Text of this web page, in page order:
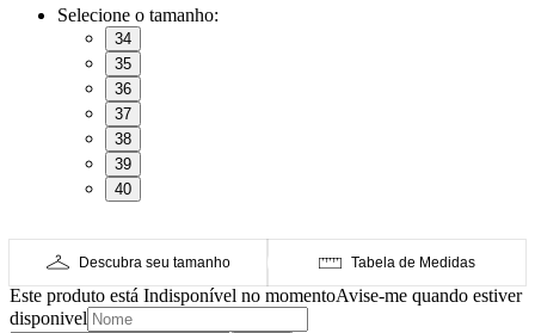
Selecione o tamanho:
34
35
36
37
38
39
40
Descubra seu tamanho Tabela de Medidas
Este produto está Indisponível no momentoAvise-me quando estiver
disponivel